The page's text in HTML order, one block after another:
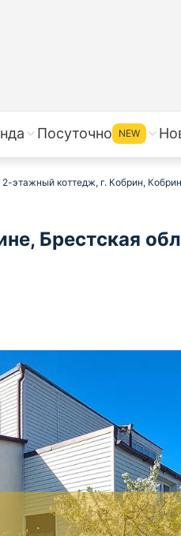
Посуточно NEW
2-этажный коттедж, г. Кобрин,
Брестская